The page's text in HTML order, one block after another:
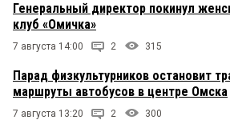
Генеральный директор покинул
клуб «Омичка»
7 августа 14:00 2 315
Парад физкультурников остановит
маршруты автобусов в центре Омска
7 августа 13:20 2 300